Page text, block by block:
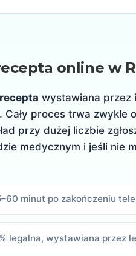
online w
wystawiana przez
proces trwa zwykle
przy dużej liczbie
medycznym i jeśli nie
minut po zakończeniu
legalna, wystawiana przez